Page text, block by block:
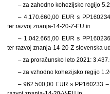
– za zahodno kohezijsko regijo
–4.170.660,00 EUR s
ter razvoj znanja-14-20-Z-EU in
– 1.042.665,00 EUR s
ter razvoj znanja-14-20-Z-slovenska
– za proračunsko leto 2021:
– za vzhodno kohezijsko regijo
–962.500,00 EUR s PP160233